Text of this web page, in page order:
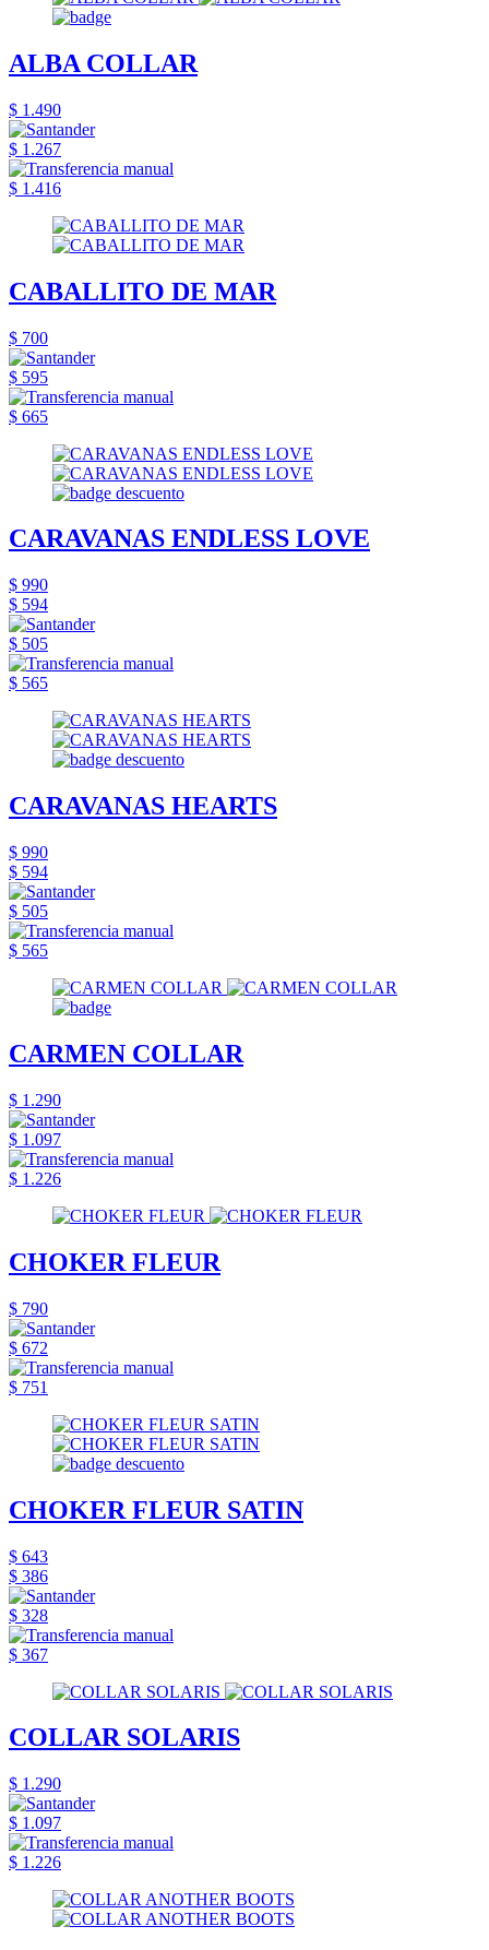
ALBA COLLAR
$ 1.490
$ 1.267
$ 1.416
CABALLITO DE MAR
$ 700
$ 595
$ 665
CARAVANAS ENDLESS LOVE
$ 990
$ 594
$ 505
$ 565
CARAVANAS HEARTS
$ 990
$ 594
$ 505
$ 565
CARMEN COLLAR
$ 1.290
$ 1.097
$ 1.226
CHOKER FLEUR
$ 790
$ 672
$ 751
CHOKER FLEUR SATIN
$ 643
$ 386
$ 328
$ 367
COLLAR SOLARIS
$ 1.290
$ 1.097
$ 1.226